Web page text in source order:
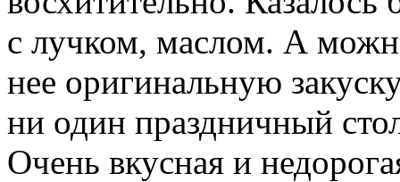
с лучком, маслом. А
нее оригинальную
ни один праздничный
Очень вкусная и